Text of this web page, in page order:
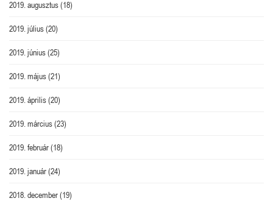
2019. augusztus(18)
2019. július(20)
2019. június(25)
2019. május(21)
2019. április(20)
2019. március(23)
2019. február(18)
2019. január(24)
2018. december(19)